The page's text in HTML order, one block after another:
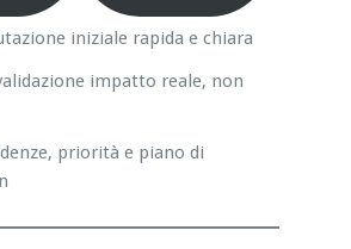
iniziale rapida e chiara
impatto reale, non
priorità e piano di